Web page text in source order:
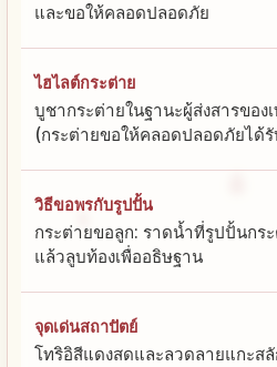
และขอให้คลอดปลอดภัย
ไฮไลต์กระต่าย
บูชากระต่ายในฐานะผู้ส่งสารขอ
(กระต่ายขอให้คลอดปลอดภัยได้
วิธีขอพรกับรูปปั้น
กระต่ายขอลูก: ราดน้ำที่รูปปั้นกร
แล้วลูบท้องเพื่ออธิษฐาน
จุดเด่นสถาปัตย์
โทริอิสีแดงสดและลวดลายแกะส